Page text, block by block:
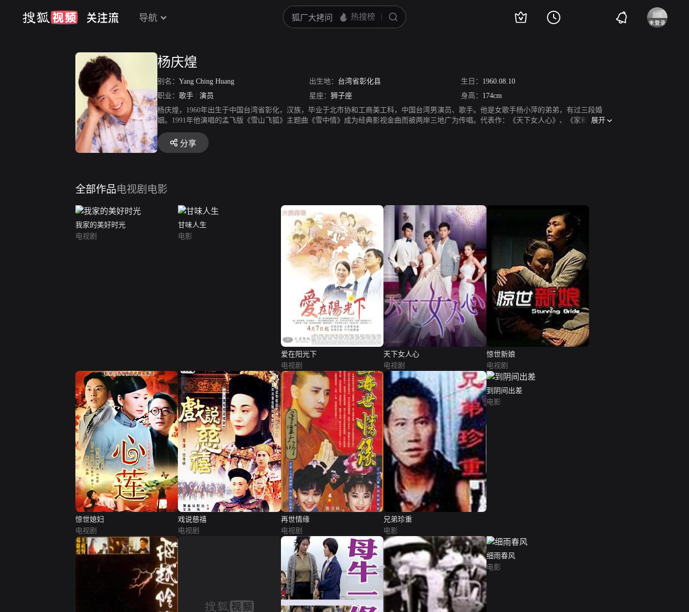
导航
杨庆煌
别名： Yang Ching Huang 出生地： 台湾省彰化县 生日： 1960.08.10
职业： 歌手 / 演员 星座： 狮子座 身高： 174cm
杨庆煌，1960年出生于中国台湾省彰化，汉族，毕业于北市协和工商美工科，中国台湾男演员、歌手。他是女歌手杨小萍的弟弟，有过三段婚
姻。1991年他演唱的孟飞版《雪山飞狐》主题曲《雪中情》成为经典影视金曲而被两岸三地广为传唱。代表作：《天下女人心》、《家和万事
兴》、《戏说慈禧》等。
展开
分享
全部作品电视剧 电影
我家的美好时光
电视剧
甘味人生
电影
爱在阳光下
电视剧
天下女人心
电视剧
惊世新娘
电视剧
惊世媳妇
电视剧
戏说慈禧
电视剧
再世情缘
电视剧
兄弟珍重
电影
到阴间出差
电影
细雨春风
电影